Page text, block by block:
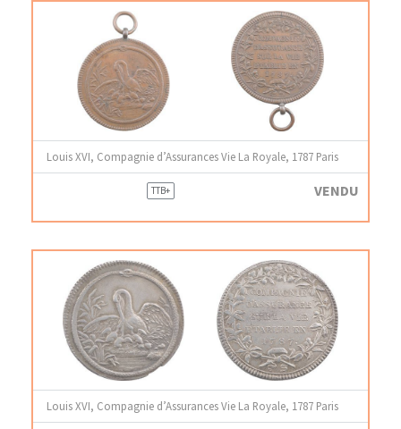
Louis XVI, Compagnie d’Assurances Vie La Royale, 1787 Paris
TTB+ VENDU
Louis XVI, Compagnie d’Assurances Vie La Royale, 1787 Paris